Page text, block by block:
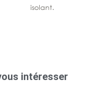
isolant.
intéresser